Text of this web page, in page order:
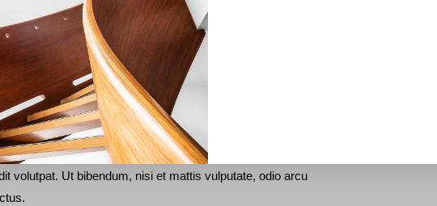
elitr, sed diam nonumy eirmod tempor invidunt ut labore et
At vero eos et accusam et justo duo dolores et ea rebum.
est Lorem ipsum dolor sit amet.
arcu sodales ut. Sed sed quam ut ex bibendum commodo
volutpat. Ut bibendum, nisi et mattis vulputate, odio arcu